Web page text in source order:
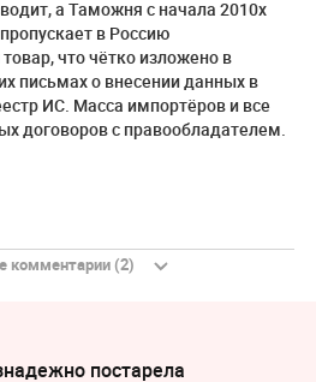
а Таможня с начала 2010х
в Россию
что чётко изложено в
письмах о внесении данных в
ИС. Масса импортёров и все
договоров с правообладателем.
комментарии (2)
постарела